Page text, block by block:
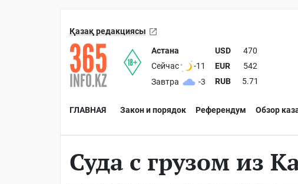
Қазақ редакциясы
Астана
Сейчас
-11
Завтра
-3
USD
470
EUR
542
RUB
5.71
ГЛАВНАЯ Закон и порядок Референдум Обзор
Суда с грузом из